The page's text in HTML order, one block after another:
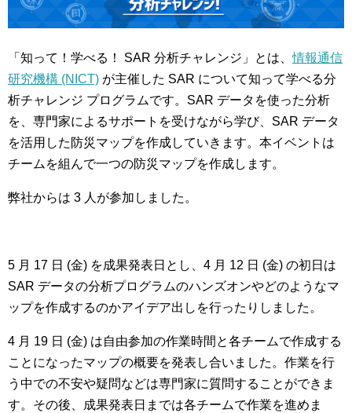
「知って！学べる！ SAR 分析チャレンジ」とは、情報通信
研究機構 (NICT) が主催した SAR について知って学べる分
析チャレンジ プログラムです。SAR データを使った分析
を、専門家によるサポートを受けながら学び、SAR データ
を活用した防災マップを作成していきます。本イベントは
チームを組んで一つの防災マップを作成します。
弊社からは 3 人が参加しました。
5 月 17 日 (金) を成果発表日とし、4 月 12 日 (金) の初日は
SAR データの分析プログラムのハンズオンやどのようなマ
ップを作成するのかアイデア出しを行ったりしました。
4 月 19 日 (金) は自由参加の作業時間と各チームで作成する
ことになったマップの概要を発表し合いました。作業を行
う中での不安や疑問などは専門家に質問することができま
す。その後、成果発表日までは各チームで作業を進めま